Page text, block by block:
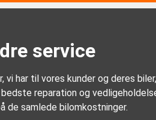
service
har til vores kunder og deres
reparation og
de samlede bilomkostninger.